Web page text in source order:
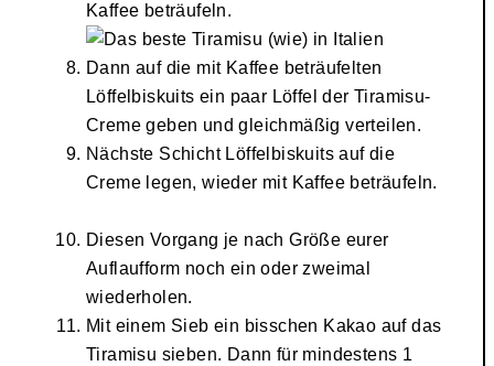
Kaffee beträufeln.
Dann auf die mit Kaffee beträufelten
Löffelbiskuits ein paar Löffel der Tiramisu-
Creme geben und gleichmäßig verteilen.
Nächste Schicht Löffelbiskuits auf die
Creme legen, wieder mit Kaffee beträufeln.
Diesen Vorgang je nach Größe eurer
Auflaufform noch ein oder zweimal
wiederholen.
Mit einem Sieb ein bisschen Kakao auf das
Tiramisu sieben. Dann für mindestens 1